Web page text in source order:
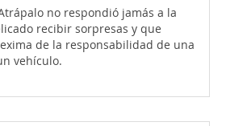
no respondió jamás a la
recibir sorpresas y que
de la responsabilidad de una
vehículo.